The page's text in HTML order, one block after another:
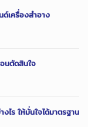
เครื่องสำอาง
นตัดสินใจ
ไร ให้มั่นใจได้มาตรฐาน